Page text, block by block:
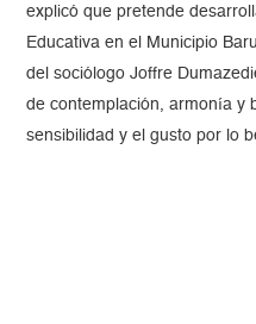
explicó que pretende
Educativa en el Municipio
del sociólogo Joffre
de contemplación, armonía y
sensibilidad y el gusto por lo